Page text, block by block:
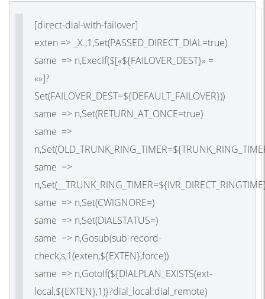
[direct-dial-with-failover]
exten => _X.,1,Set(PASSED_DIRECT_DIAL=true)
same => n,ExecIf($[«${FAILOVER_DEST}» =
«»]?
Set(FAILOVER_DEST=${DEFAULT_FAILOVER}))
same => n,Set(RETURN_AT_ONCE=true)
same =>
same =>
same => n,Set(CWIGNORE=)
same => n,Set(DIALSTATUS=)
same => n,Gosub(sub-record-
check,s,1(exten,${EXTEN},force))
same => n,GotoIf(${DIALPLAN_EXISTS(ext-
local,${EXTEN},1)}?dial_local:dial_remote)